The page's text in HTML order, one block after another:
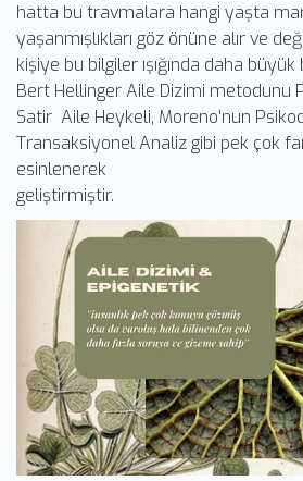
hatta bu travmalara hangi yaşta
yaşanmışlıkları göz önüne alır ve
kişiye bu bilgiler ışığında daha
Bert Hellinger Aile Dizimi metodunu
Satir Aile Heykeli, Moreno'nun
Transaksiyonel Analiz gibi pek çok
esinlenerek
geliştirmiştir.